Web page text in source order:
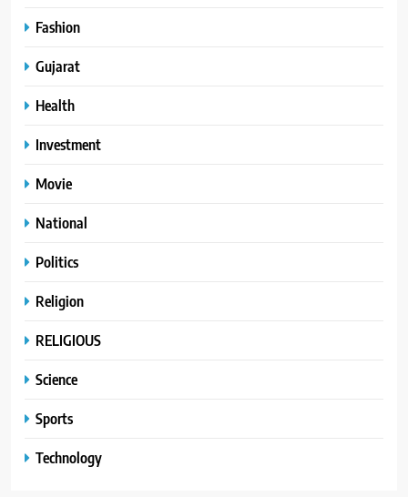
Fashion
Gujarat
Health
Investment
Movie
National
Politics
Religion
RELIGIOUS
Science
Sports
Technology